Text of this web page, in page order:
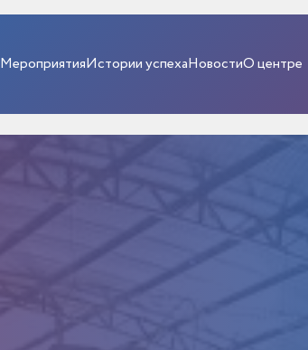
МероприятияИстории успехаНовостиО центре